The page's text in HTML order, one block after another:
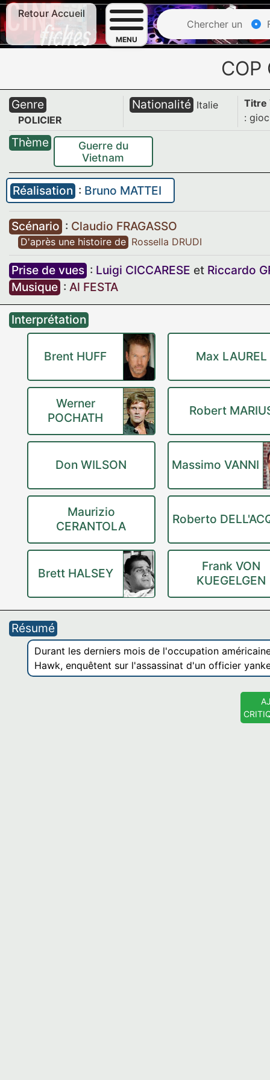
Retour Accueil
MENU
Chercher un
COP
Genre
POLICIER
Nationalité Italie
Titre
:
Thème
Guerre du
Vietnam
Réalisation : Bruno MATTEI
Scénario : Claudio FRAGASSO
D'après une histoire de Rossella DRUDI
Prise de vues : Luigi CICCARESE et Riccardo
Musique : Al FESTA
Interprétation
Brent HUFF Max LAUREL
Werner
POCHATH
Robert
Don WILSON Massimo VANNI
Maurizio
CERANTOLA
Roberto
Brett HALSEY
Frank VON
KUEGELGEN
Résumé
Durant les derniers mois de l'occupation
Hawk, enquêtent sur l'assassinat d'un officier